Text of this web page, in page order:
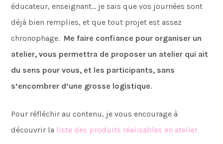
éducateur, enseignant… je sais que vos journées sont
déjà bien remplies, et que tout projet est assez
chronophage. Me faire confiance pour organiser un
atelier, vous permettra de proposer un atelier qui ait
du sens pour vous, et les participants, sans
s’encombrer d’une grosse logistique.
Pour réfléchir au contenu, je vous encourage à
découvrir la liste des produits réalisables en atelier.